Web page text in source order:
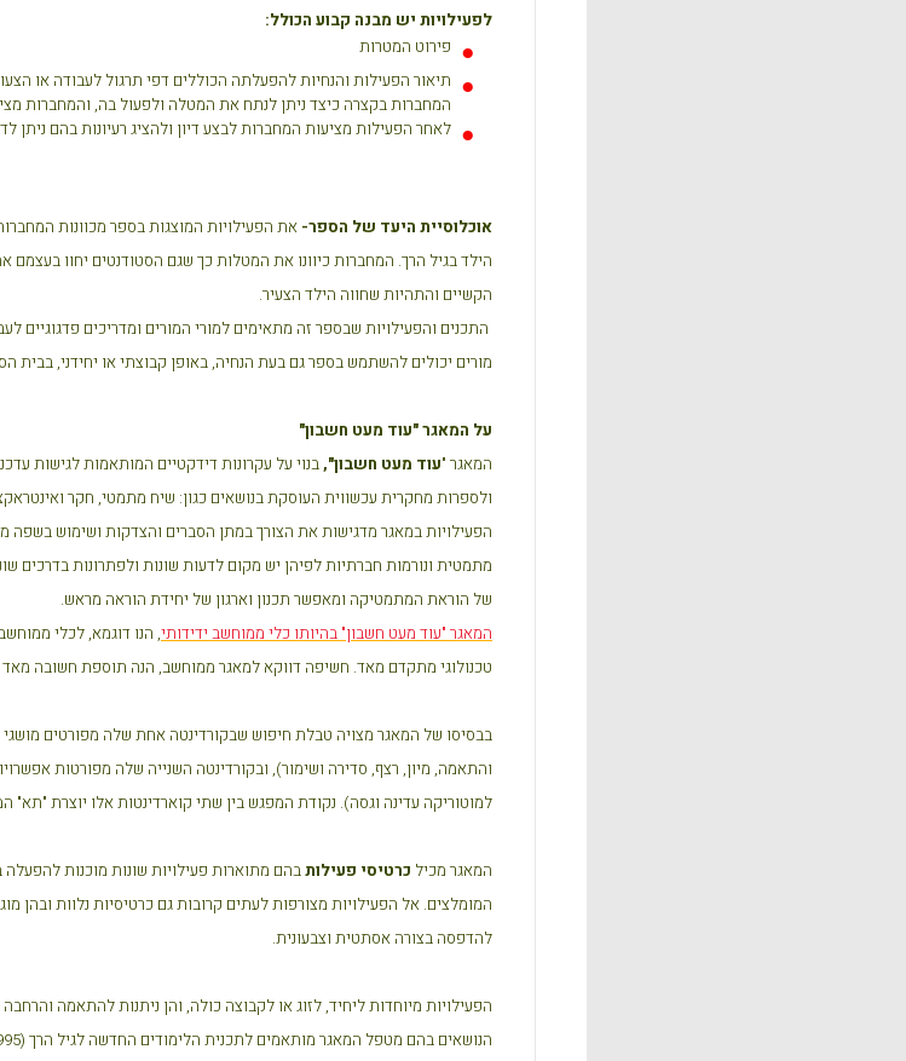
לפעילויות יש מבנה קבוע הכולל:
פירוט המטרות
תיאור הפעילות והנחיות להפעלתה הכוללים דפי תרגול לעבודה או
המחברות בקצרה כיצד ניתן לנתח את המטלה ולפעול בה, והמחברות
לאחר הפעילות מציעות המחברות לבצע דיון ולהציג רעיונות בהם
אוכלוסיית היעד של הספר- את הפעילויות המוצגות בספר מכוונות
הילד בגיל הרך. המחברות כיוונו את המטלות כך שגם הסטודנטים יחוו
הקשיים והתהיות שחווה הילד הצעיר.
התכנים והפעילויות שבספר זה מתאימים למורי המורים ומדריכים
מורים יכולים להשתמש בספר גם בעת הנחיה, באופן קבוצתי או יחידני, בבית
על המאגר "עוד מעט חשבון"
המאגר "עוד מעט חשבון",בנוי על עקרונות דידקטיים המותאמות לגישות
ולספרות מחקרית עכשווית העוסקת בנושאים כגון: שיח מתמטי, חקר
הפעילויות במאגר מדגישות את הצורך במתן הסברים והצדקות ושימוש
מתמטית ונורמות חברתיות לפיהן יש מקום לדעות שונות ולפתרונות
של הוראת המתמטיקה ומאפשר תכנון וארגון של יחידת הוראה מראש.
המאגר "עוד מעט חשבון" בהיותו כלי ממוחשב ידידותי, הנו דוגמא, לכלי
טכנולוגי מתקדם מאד. חשיפה דווקא למאגר ממוחשב, הנה תוספת חשובה
בבסיסו של המאגר מצויה טבלת חיפוש שבקורדינטה אחת שלה מפורטים מושגי
והתאמה, מיון, רצף, סדירה ושימור), ובקורדינטה השנייה שלה מפורטות
למוטוריקה עדינה וגסה). נקודת המפגש בין שתי קוארדינטות אלו יוצרת "תא"
המאגר מכיל כרטיסי פעילותבהם מתוארות פעילויות שונות מוכנות
המומלצים. אל הפעילויות מצורפות לעתים קרובות גם כרטיסיות נלוות ובהן
להדפסה בצורה אסתטית וצבעונית.
הפעילויות מיוחדות ליחיד, לזוג או לקבוצה כולה, והן ניתנות להתאמה והרחבה
הנושאים בהם מטפל המאגר מותאמים לתכנית הלימודים החדשה לגיל הרך (1995).